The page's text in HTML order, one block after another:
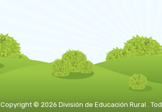
Copyright © 2026 División de Educación Rural .